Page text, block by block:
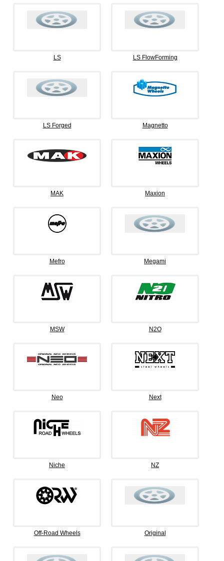
LS LS FlowForming
LS Forged Magnetto
MAK Maxion
Mefro Megami
MSW N2O
Neo Next
Niche NZ
Off-Road Wheels Original